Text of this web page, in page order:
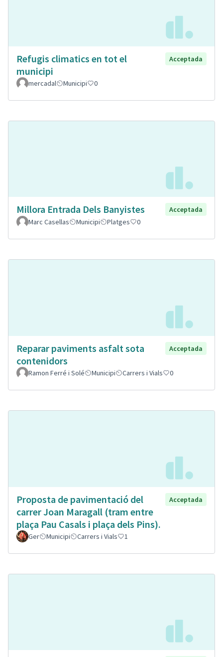
Refugis climatics en tot el
municipi
Acceptada
mercadal Municipi 0
Millora Entrada Dels Banyistes
Acceptada
Marc Casellas
Municipi Platges 0
Reparar paviments asfalt sota
contenidors
Acceptada
Ramon Ferré i Solé Municipi Carrers i Vials 0
Proposta de pavimentació del
carrer Joan Maragall (tram entre
plaça Pau Casals i plaça dels Pins).
Acceptada
Ger Municipi Carrers i Vials 1